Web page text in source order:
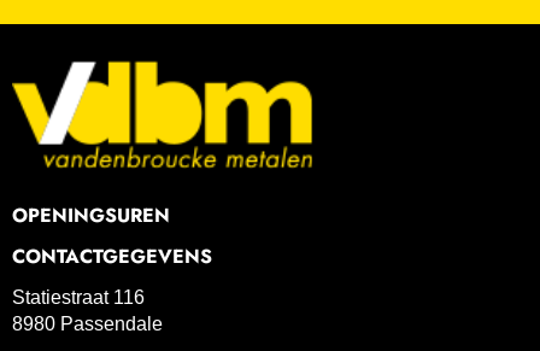
OPENINGSUREN
CONTACTGEGEVENS
Statiestraat 116
8980 Passendale